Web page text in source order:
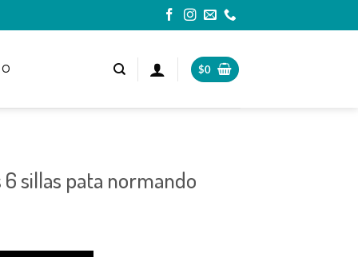
$0
sillas pata normando